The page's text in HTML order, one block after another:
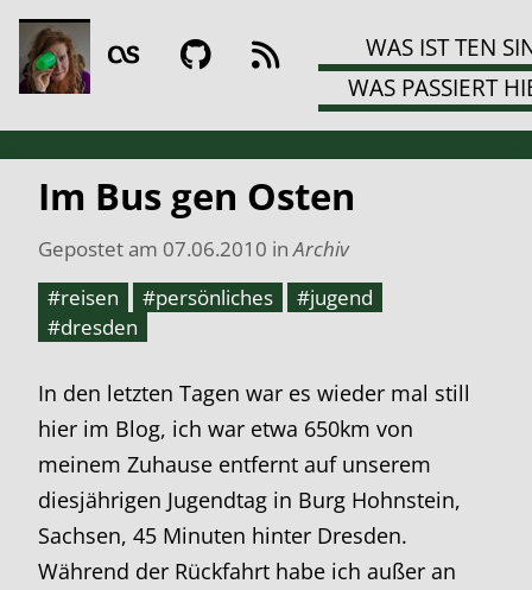
WAS IST TEN
WAS PASSIERT
Im Bus gen Osten
Gepostet am 07.06.2010 inArchiv
#reisen
#persönliches
#jugend
#dresden
In den letzten Tagen war es wieder mal still
hier im Blog, ich war etwa 650km von
meinem Zuhause entfernt auf unserem
diesjährigen Jugendtag in Burg Hohnstein,
Sachsen, 45 Minuten hinter Dresden.
Während der Rückfahrt habe ich außer an